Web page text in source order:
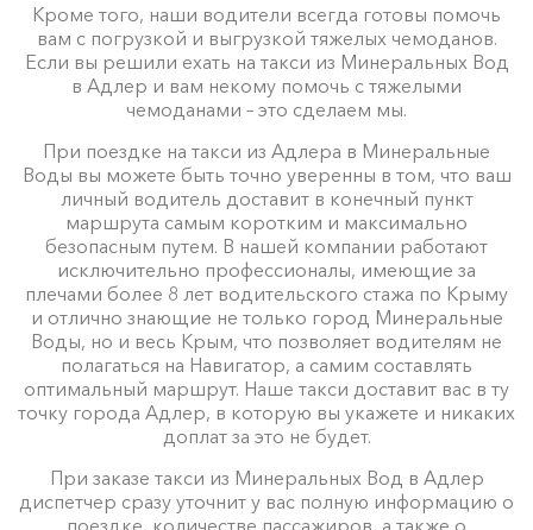
Кроме того, наши водители всегда готовы помочь
вам с погрузкой и выгрузкой тяжелых чемоданов.
Если вы решили ехать на такси из Минеральных Вод
в Адлер и вам некому помочь с тяжелыми
чемоданами – это сделаем мы.
При поездке на такси из Адлера в Минеральные
Воды вы можете быть точно уверенны в том, что ваш
личный водитель доставит в конечный пункт
маршрута самым коротким и максимально
безопасным путем. В нашей компании работают
исключительно профессионалы, имеющие за
плечами более 8 лет водительского стажа по Крыму
и отлично знающие не только город Минеральные
Воды, но и весь Крым, что позволяет водителям не
полагаться на Навигатор, а самим составлять
оптимальный маршрут. Наше такси доставит вас в ту
точку города Адлер, в которую вы укажете и никаких
доплат за это не будет.
При заказе такси из Минеральных Вод в Адлер
диспетчер сразу уточнит у вас полную информацию о
поездке, количестве пассажиров, а также о